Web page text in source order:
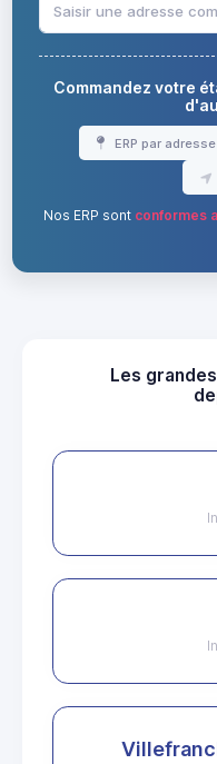
Commandez votre
ERP par adresse
Nos ERP sont conformes
Les